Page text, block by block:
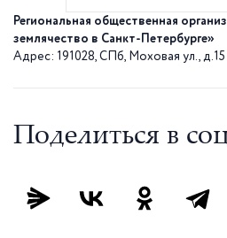
Региональная общественная
землячество в Санкт-Петербурге»
Адрес: 191028, СПб, Моховая ул., д.15
Поделиться в